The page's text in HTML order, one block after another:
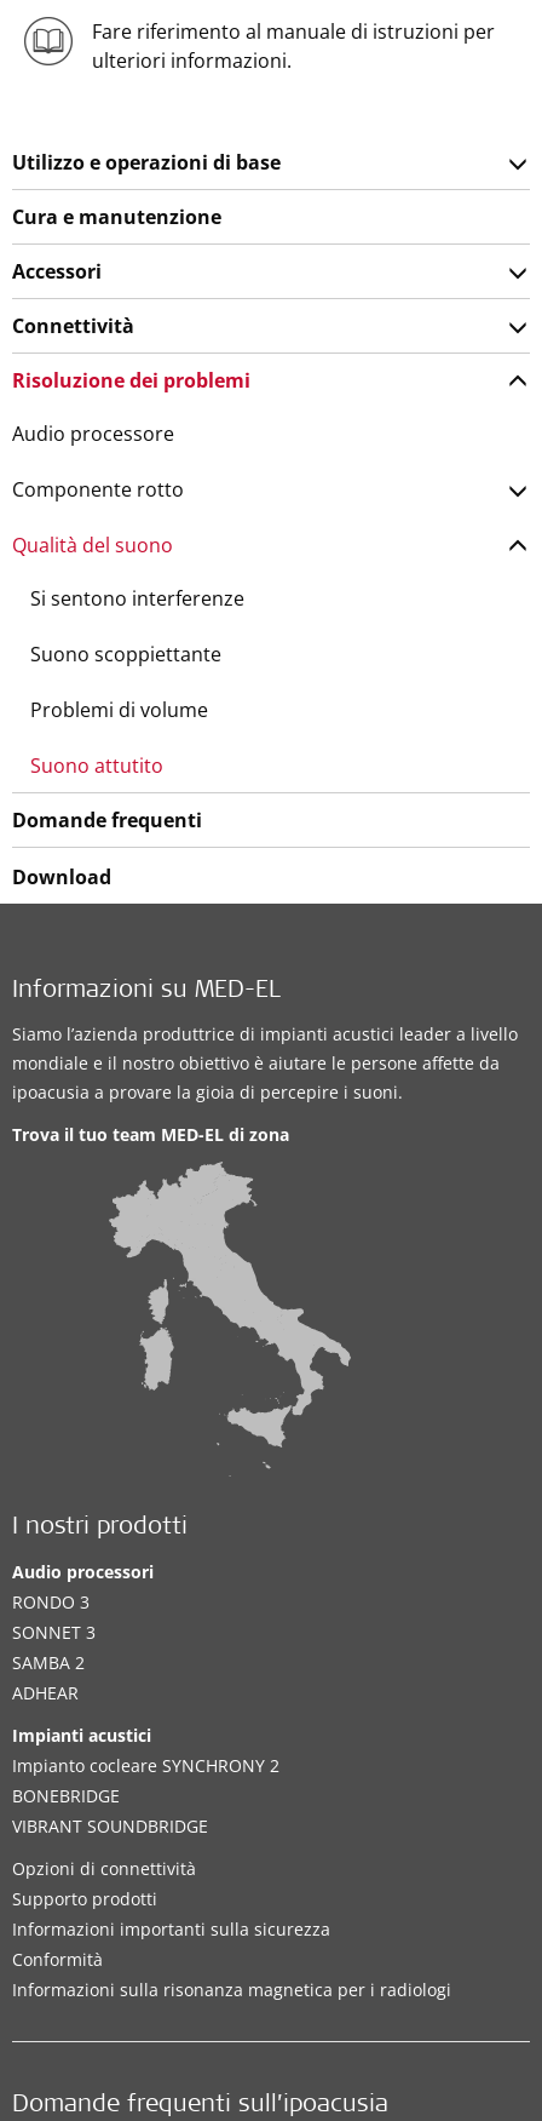
Fare riferimento al manuale di istruzioni per
ulteriori informazioni.
Utilizzo e operazioni di base
Cura e manutenzione
Accessori
Connettività
Risoluzione dei problemi
Audio processore
Componente rotto
Qualità del suono
Si sentono interferenze
Suono scoppiettante
Problemi di volume
Suono attutito
Domande frequenti
Download
Informazioni su MED-EL
Siamo l’azienda produttrice di impianti acustici leader a livello
mondiale e il nostro obiettivo è aiutare le persone affette da
ipoacusia a provare la gioia di percepire i suoni.
Trova il tuo team MED-EL di zona
I nostri prodotti
Audio processori
RONDO 3
SONNET 3
SAMBA 2
ADHEAR
Impianti acustici
Impianto cocleare SYNCHRONY 2
BONEBRIDGE
VIBRANT SOUNDBRIDGE
Opzioni di connettività
Supporto prodotti
Informazioni importanti sulla sicurezza
Conformità
Informazioni sulla risonanza magnetica per i radiologi
Domande frequenti sull’ipoacusia